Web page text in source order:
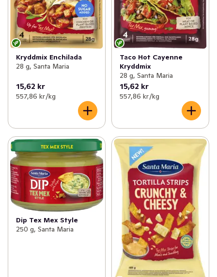
Kryddmix Enchilada
28 g, Santa Maria
15,62 kr
557,86 kr /kg
Taco Hot Cayenne
Kryddmix
28 g, Santa Maria
15,62 kr
557,86 kr /kg
Dip Tex Mex Style
250 g, Santa Maria